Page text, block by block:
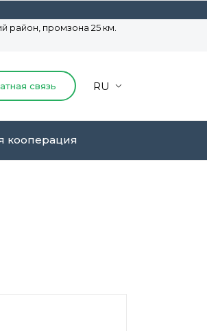
район, промзона 25 км.
связь RU
кооперация